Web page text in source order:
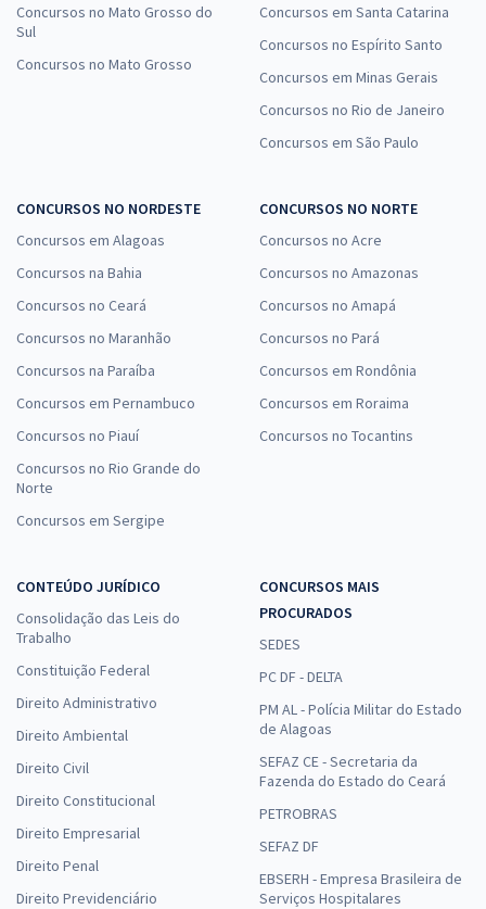
Concursos no Mato Grosso do
Sul
Concursos no Mato Grosso
Concursos em Santa Catarina
Concursos no Espírito Santo
Concursos em Minas Gerais
Concursos no Rio de Janeiro
Concursos em São Paulo
CONCURSOS NO NORDESTE
Concursos em Alagoas
Concursos na Bahia
Concursos no Ceará
Concursos no Maranhão
Concursos na Paraíba
Concursos em Pernambuco
Concursos no Piauí
Concursos no Rio Grande do
Norte
Concursos em Sergipe
CONCURSOS NO NORTE
Concursos no Acre
Concursos no Amazonas
Concursos no Amapá
Concursos no Pará
Concursos em Rondônia
Concursos em Roraima
Concursos no Tocantins
CONTEÚDO JURÍDICO
Consolidação das Leis do
Trabalho
Constituição Federal
Direito Administrativo
Direito Ambiental
Direito Civil
Direito Constitucional
Direito Empresarial
Direito Penal
Direito Previdenciário
CONCURSOS MAIS
PROCURADOS
SEDES
PC DF - DELTA
PM AL - Polícia Militar do Estado
de Alagoas
SEFAZ CE - Secretaria da
Fazenda do Estado do Ceará
PETROBRAS
SEFAZ DF
EBSERH - Empresa Brasileira de
Serviços Hospitalares